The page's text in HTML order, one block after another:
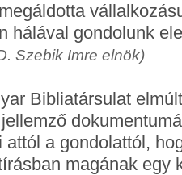
hálával gondolunk
Szebik Imre elnök)
Bibliatársulat
attól a gondolattól,
magának egy